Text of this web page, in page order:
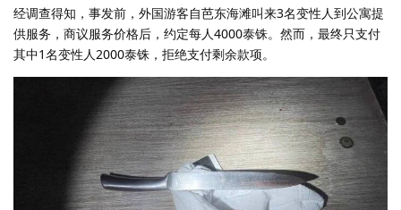
经调查得知，事发前，外国游客自芭东海滩叫来3名变性人到公寓提
供服务，商议服务价格后，约定每人4000泰铢。然而，最终只支付
其中1名变性人2000泰铢，拒绝支付剩余款项。